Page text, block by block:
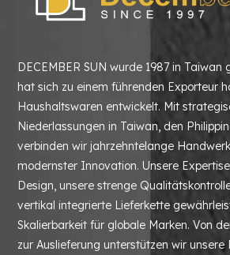
DECEMBER SUN wurde 1987 in Taiwan
hat sich zu einem führenden Exporteur
Haushaltswaren entwickelt. Mit
Niederlassungen in Taiwan, den
verbinden wir jahrzehntelange
modernster Innovation. Unsere
Design, unsere strenge
vertikal integrierte Lieferkette
Skalierbarkeit für globale Marken. Von
zur Auslieferung unterstützen wir